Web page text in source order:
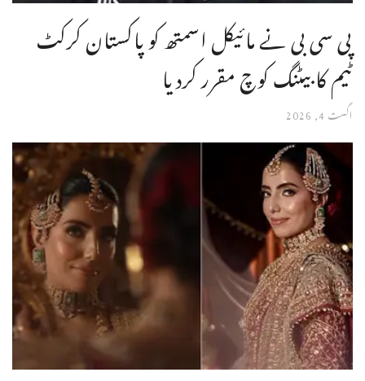
پی سی بی نے مائیکل اسمتھ کو پاکستان کرکٹ
ٹیم کا بیٹنگ کوچ مقرر کردیا
اگست 4, 2026